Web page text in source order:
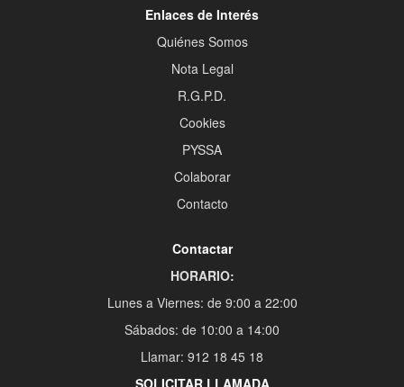
Enlaces de Interés
Quiénes Somos
Nota Legal
R.G.P.D.
Cookies
PYSSA
Colaborar
Contacto
Contactar
HORARIO:
Lunes a Viernes: de 9:00 a 22:00
Sábados: de 10:00 a 14:00
Llamar: 912 18 45 18